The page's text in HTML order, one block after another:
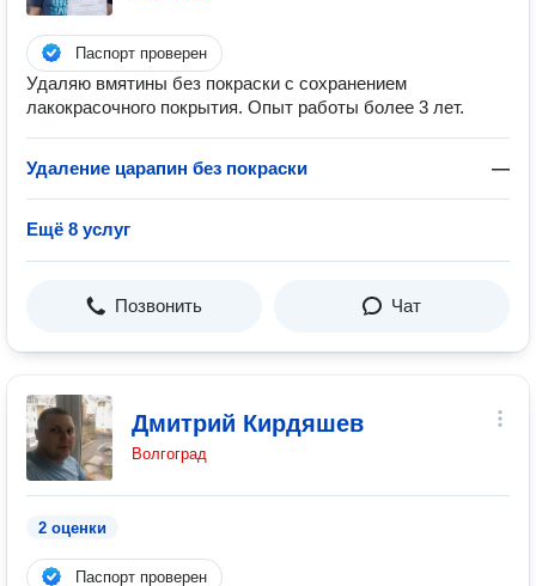
Паспорт проверен
Удаляю вмятины без покраски с сохранением
лакокрасочного покрытия. Опыт работы более 3 лет.
Удаление царапин без покраски —
Ещё 8 услуг
Позвонить Чат
Дмитрий Кирдяшев
Волгоград
2 оценки
Паспорт проверен